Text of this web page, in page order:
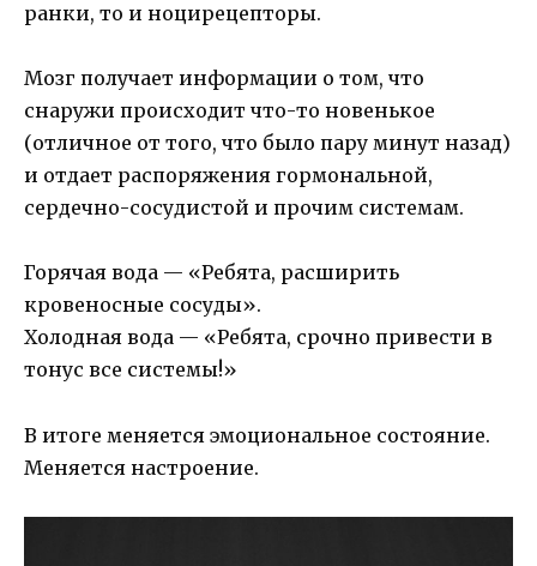
ранки, то и ноцирецепторы.
Мозг получает информации о том, что
снаружи происходит что-то новенькое
(отличное от того, что было пару минут назад)
и отдает распоряжения гормональной,
сердечно-сосудистой и прочим системам.
Горячая вода — «Ребята, расширить
кровеносные сосуды».
Холодная вода — «Ребята, срочно привести в
тонус все системы!»
В итоге меняется эмоциональное состояние.
Меняется настроение.